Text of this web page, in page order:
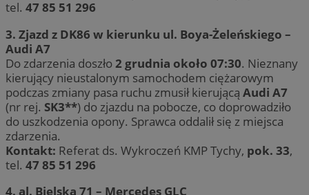
tel. 47 85 51 296
3. Zjazd z DK86 w kierunku ul. Boya-Żeleńskiego –
Audi A7
Do zdarzenia doszło2 grudnia około 07:30. Nieznany
kierujący nieustalonym samochodem ciężarowym
podczas zmiany pasa ruchu zmusił kierującą Audi A7
(nr rej. SK3**) do zjazdu na pobocze, co doprowadziło
do uszkodzenia opony. Sprawca oddalił się z miejsca
zdarzenia.
Kontakt: Referat ds. Wykroczeń KMP Tychy, pok. 33,
tel. 47 85 51 296
4. al. Bielska 71 – Mercedes GLC